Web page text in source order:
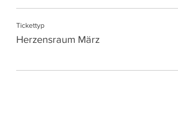
Tickettyp
Herzensraum März